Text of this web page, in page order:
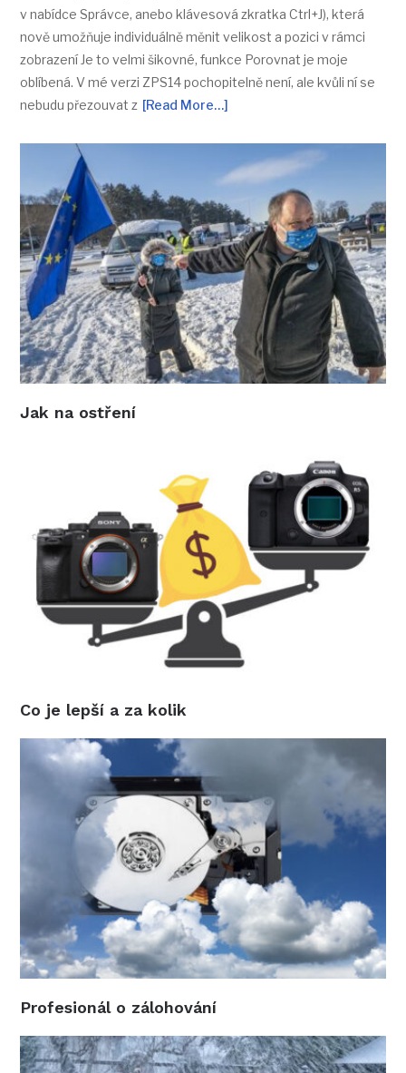
v nabídce Správce, anebo klávesová zkratka Ctrl+J), která
nově umožňuje individuálně měnit velikost a pozici v rámci
zobrazení Je to velmi šikovné, funkce Porovnat je moje
oblíbená. V mé verzi ZPS14 pochopitelně není, ale kvůli ní se
nebudu přezouvat z [Read More…]
Jak na ostření
Co je lepší a za kolik
Profesionál o zálohování